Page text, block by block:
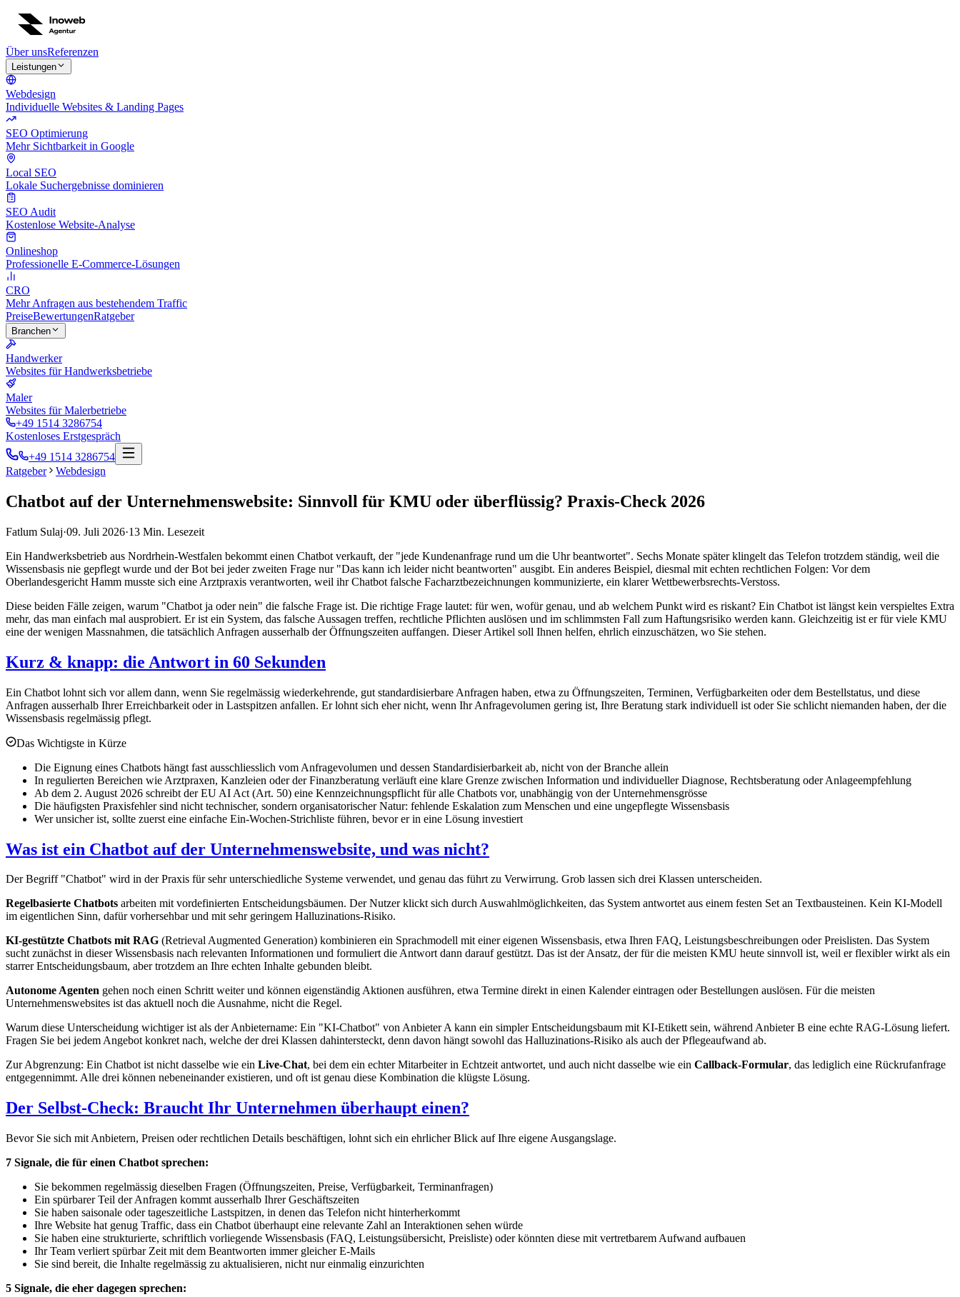
Über unsReferenzen
Leistungen
Webdesign
Individuelle Websites & Landing Pages
SEO Optimierung
Mehr Sichtbarkeit in Google
Local SEO
Lokale Suchergebnisse dominieren
SEO Audit
Kostenlose Website-Analyse
Onlineshop
Professionelle E-Commerce-Lösungen
CRO
Mehr Anfragen aus bestehendem Traffic
PreiseBewertungenRatgeber
Branchen
Handwerker
Websites für Handwerksbetriebe
Maler
Websites für Malerbetriebe
+49 1514 3286754
Kostenloses Erstgespräch
+49 1514 3286754
Ratgeber
Webdesign
Chatbot auf der Unternehmenswebsite: Sinnvoll für KMU oder überflüssig? Praxis-Check 2026
Fatlum Sulaj·09. Juli 2026·13 Min. Lesezeit
Ein Handwerksbetrieb aus Nordrhein-Westfalen bekommt einen Chatbot verkauft, der "jede Kundenanfrage rund um die Uhr beantwortet". Sechs Monate später klingelt das Telefon trotzdem ständig, weil die
Wissensbasis nie gepflegt wurde und der Bot bei jeder zweiten Frage nur "Das kann ich leider nicht beantworten" ausgibt. Ein anderes Beispiel, diesmal mit echten rechtlichen Folgen: Vor dem
Oberlandesgericht Hamm musste sich eine Arztpraxis verantworten, weil ihr Chatbot falsche Facharztbezeichnungen kommunizierte, ein klarer Wettbewerbsrechts-Verstoss.
Diese beiden Fälle zeigen, warum "Chatbot ja oder nein" die falsche Frage ist. Die richtige Frage lautet: für wen, wofür genau, und ab welchem Punkt wird es riskant? Ein Chatbot ist längst kein verspieltes Extra
mehr, das man einfach mal ausprobiert. Er ist ein System, das falsche Aussagen treffen, rechtliche Pflichten auslösen und im schlimmsten Fall zum Haftungsrisiko werden kann. Gleichzeitig ist er für viele KMU
eine der wenigen Massnahmen, die tatsächlich Anfragen ausserhalb der Öffnungszeiten auffangen. Dieser Artikel soll Ihnen helfen, ehrlich einzuschätzen, wo Sie stehen.
Kurz & knapp: die Antwort in 60 Sekunden
Ein Chatbot lohnt sich vor allem dann, wenn Sie regelmässig wiederkehrende, gut standardisierbare Anfragen haben, etwa zu Öffnungszeiten, Terminen, Verfügbarkeiten oder dem Bestellstatus, und diese
Anfragen ausserhalb Ihrer Erreichbarkeit oder in Lastspitzen anfallen. Er lohnt sich eher nicht, wenn Ihr Anfragevolumen gering ist, Ihre Beratung stark individuell ist oder Sie schlicht niemanden haben, der die
Wissensbasis regelmässig pflegt.
Das Wichtigste in Kürze
Die Eignung eines Chatbots hängt fast ausschliesslich vom Anfragevolumen und dessen Standardisierbarkeit ab, nicht von der Branche allein
In regulierten Bereichen wie Arztpraxen, Kanzleien oder der Finanzberatung verläuft eine klare Grenze zwischen Information und individueller Diagnose, Rechtsberatung oder Anlageempfehlung
Ab dem 2. August 2026 schreibt der EU AI Act (Art. 50) eine Kennzeichnungspflicht für alle Chatbots vor, unabhängig von der Unternehmensgrösse
Die häufigsten Praxisfehler sind nicht technischer, sondern organisatorischer Natur: fehlende Eskalation zum Menschen und eine ungepflegte Wissensbasis
Wer unsicher ist, sollte zuerst eine einfache Ein-Wochen-Strichliste führen, bevor er in eine Lösung investiert
Was ist ein Chatbot auf der Unternehmenswebsite, und was nicht?
Der Begriff "Chatbot" wird in der Praxis für sehr unterschiedliche Systeme verwendet, und genau das führt zu Verwirrung. Grob lassen sich drei Klassen unterscheiden.
Regelbasierte Chatbots arbeiten mit vordefinierten Entscheidungsbäumen. Der Nutzer klickt sich durch Auswahlmöglichkeiten, das System antwortet aus einem festen Set an Textbausteinen. Kein KI-Modell
im eigentlichen Sinn, dafür vorhersehbar und mit sehr geringem Halluzinations-Risiko.
KI-gestützte Chatbots mit RAG (Retrieval Augmented Generation) kombinieren ein Sprachmodell mit einer eigenen Wissensbasis, etwa Ihren FAQ, Leistungsbeschreibungen oder Preislisten. Das System
sucht zunächst in dieser Wissensbasis nach relevanten Informationen und formuliert die Antwort dann darauf gestützt. Das ist der Ansatz, der für die meisten KMU heute sinnvoll ist, weil er flexibler wirkt als ein
starrer Entscheidungsbaum, aber trotzdem an Ihre echten Inhalte gebunden bleibt.
Autonome Agenten gehen noch einen Schritt weiter und können eigenständig Aktionen ausführen, etwa Termine direkt in einen Kalender eintragen oder Bestellungen auslösen. Für die meisten
Unternehmenswebsites ist das aktuell noch die Ausnahme, nicht die Regel.
Warum diese Unterscheidung wichtiger ist als der Anbietername: Ein "KI-Chatbot" von Anbieter A kann ein simpler Entscheidungsbaum mit KI-Etikett sein, während Anbieter B eine echte RAG-Lösung liefert.
Fragen Sie bei jedem Angebot konkret nach, welche der drei Klassen dahintersteckt, denn davon hängt sowohl das Halluzinations-Risiko als auch der Pflegeaufwand ab.
Zur Abgrenzung: Ein Chatbot ist nicht dasselbe wie ein Live-Chat, bei dem ein echter Mitarbeiter in Echtzeit antwortet, und auch nicht dasselbe wie ein Callback-Formular, das lediglich eine Rückrufanfrage
entgegennimmt. Alle drei können nebeneinander existieren, und oft ist genau diese Kombination die klügste Lösung.
Der Selbst-Check: Braucht Ihr Unternehmen überhaupt einen?
Bevor Sie sich mit Anbietern, Preisen oder rechtlichen Details beschäftigen, lohnt sich ein ehrlicher Blick auf Ihre eigene Ausgangslage.
7 Signale, die für einen Chatbot sprechen:
Sie bekommen regelmässig dieselben Fragen (Öffnungszeiten, Preise, Verfügbarkeit, Terminanfragen)
Ein spürbarer Teil der Anfragen kommt ausserhalb Ihrer Geschäftszeiten
Sie haben saisonale oder tageszeitliche Lastspitzen, in denen das Telefon nicht hinterherkommt
Ihre Website hat genug Traffic, dass ein Chatbot überhaupt eine relevante Zahl an Interaktionen sehen würde
Sie haben eine strukturierte, schriftlich vorliegende Wissensbasis (FAQ, Leistungsübersicht, Preisliste) oder könnten diese mit vertretbarem Aufwand aufbauen
Ihr Team verliert spürbar Zeit mit dem Beantworten immer gleicher E-Mails
Sie sind bereit, die Inhalte regelmässig zu aktualisieren, nicht nur einmalig einzurichten
5 Signale, die eher dagegen sprechen: